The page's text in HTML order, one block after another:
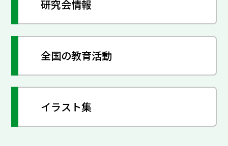
研究会情報
全国の教育活動
イラスト集